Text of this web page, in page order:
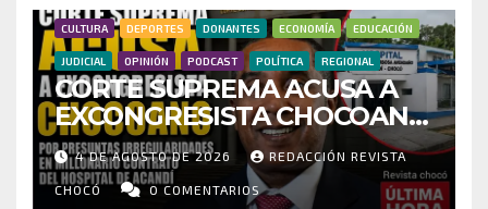
CULTURA DEPORTES DONANTES ECONOMÍA EDUCACIÓN
JUDICIAL OPINIÓN PODCAST POLÍTICA REGIONAL
CORTE SUPREMA ACUSA A
EXCONGRESISTA CHOCOANO
POR PRESUNTAS
IRREGULARIDADES EN
MILLONARIO CONTRATO DEL
4 DE AGOSTO DE 2026 REDACCIÓN REVISTA
CHOCÓ 0 COMENTARIOS